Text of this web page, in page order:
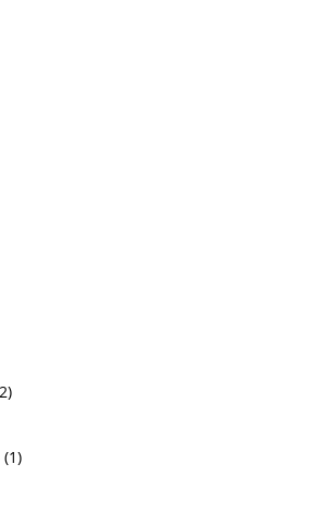
(1)